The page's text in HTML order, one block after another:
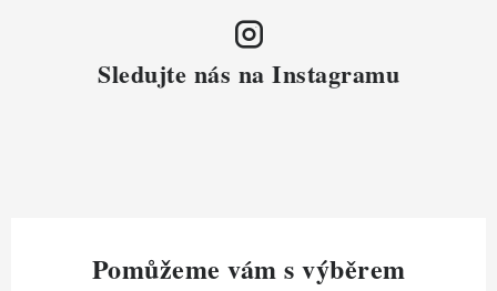
Sledujte nás na Instagramu
Pomůžeme vám s výběrem